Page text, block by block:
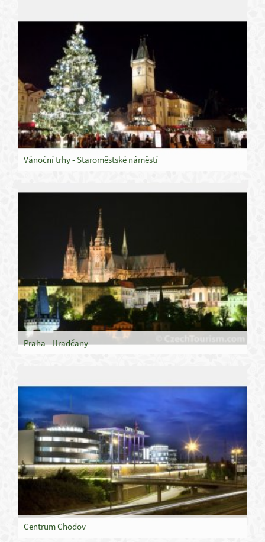
Vánoční trhy - Staroměstské náměstí
Praha - Hradčany
Centrum Chodov